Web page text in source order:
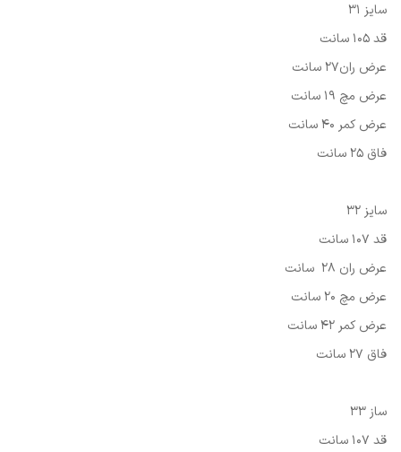
سایز 31
قد 105 سانت
عرض ران27 سانت
عرض مچ 19 سانت
عرض کمر 40 سانت
فاق 25 سانت
سایز 32
قد 107 سانت
عرض ران 28 سانت
عرض مچ 20 سانت
عرض کمر 42 سانت
فاق 27 سانت
ساز 33
قد 107 سانت